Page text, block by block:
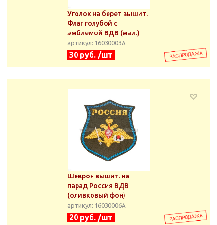
Уголок на берет вышит.
Флаг голубой с
эмблемой ВДВ (мал.)
артикул: 16030003А
30 руб. /шт
Шеврон вышит. на
парад Россия ВДВ
(оливковый фон)
артикул: 16030006А
20 руб. /шт